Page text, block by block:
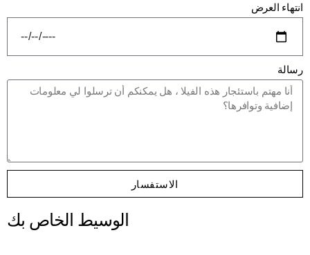
انتهاء العرض
رسالة
الاستفسار
الوسيط الخاص بك